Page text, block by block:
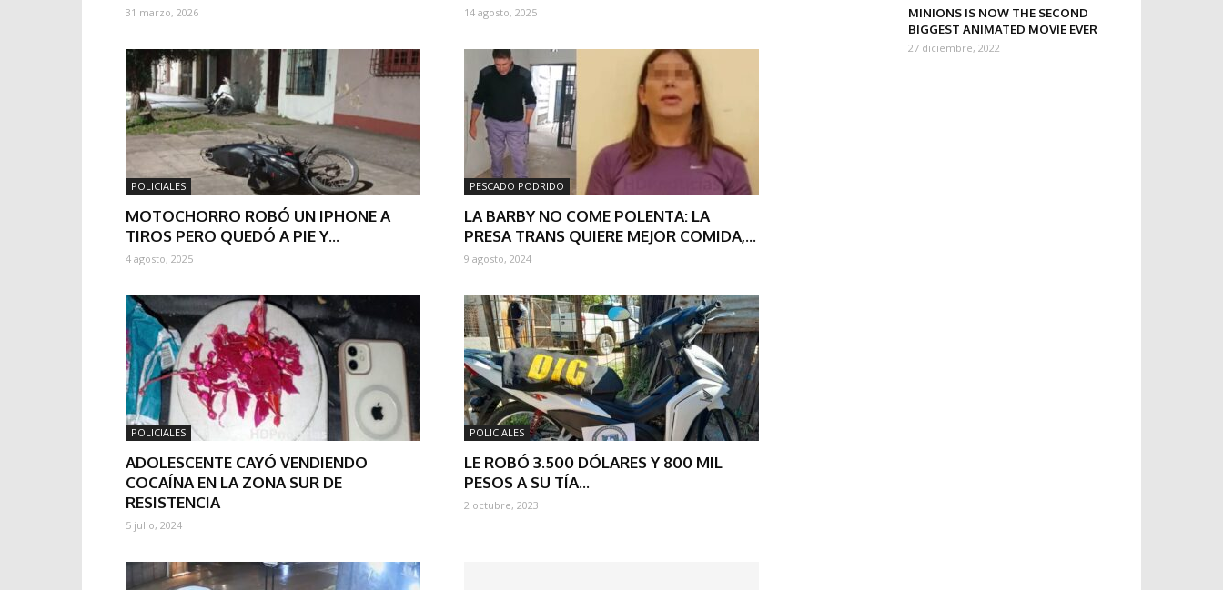
31 marzo, 2026 14 agosto, 2025
POLICIALES
MOTOCHORRO ROBÓ UN IPHONE A
TIROS PERO QUEDÓ A PIE Y...
4 agosto, 2025
PESCADO PODRIDO
LA BARBY NO COME POLENTA: LA
PRESA TRANS QUIERE MEJOR COMIDA,...
9 agosto, 2024
POLICIALES
ADOLESCENTE CAYÓ VENDIENDO
COCAÍNA EN LA ZONA SUR DE
RESISTENCIA
5 julio, 2024
POLICIALES
LE ROBÓ 3.500 DÓLARES Y 800 MIL
PESOS A SU TÍA...
2 octubre, 2023
MINIONS IS NOW THE SECOND
BIGGEST ANIMATED MOVIE EVER
27 diciembre, 2022